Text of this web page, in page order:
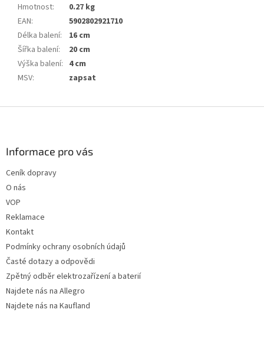
Hmotnost:
0.27 kg
EAN:
5902802921710
Délka balení:
16 cm
Šířka balení:
20 cm
Výška balení: 4 cm
MSV: zapsat
Informace pro vás
Ceník dopravy
O nás
VOP
Reklamace
Kontakt
Podmínky ochrany osobních údajů
Časté dotazy a odpovědi
Zpětný odběr elektrozařízení a baterií
Najdete nás na Allegro
Najdete nás na Kaufland